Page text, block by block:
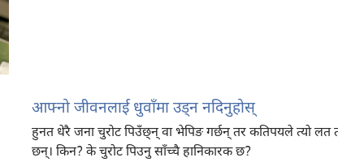
आफ्नो जीवनलाई धुवाँमा उड्‌न नदिनुहोस्‌
हुनत धेरै जना चुरोट पिउँछ्‌न्‌ वा भेपिङ गर्छन्‌ तर कतिपयले त्यो
छन्‌। किन? के चुरोट पिउनु साँच्चै हानिकारक छ?